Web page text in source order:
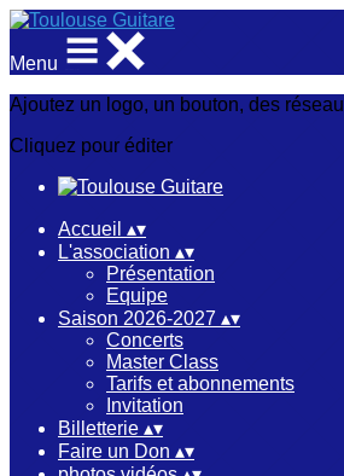
Menu
Ajoutez un logo, un bouton, des
Cliquez pour éditer
Accueil ▴▾
L'association ▴▾
Présentation
Equipe
Saison 2026-2027 ▴▾
Concerts
Master Class
Tarifs et abonnements
Invitation
Billetterie ▴▾
Faire un Don ▴▾